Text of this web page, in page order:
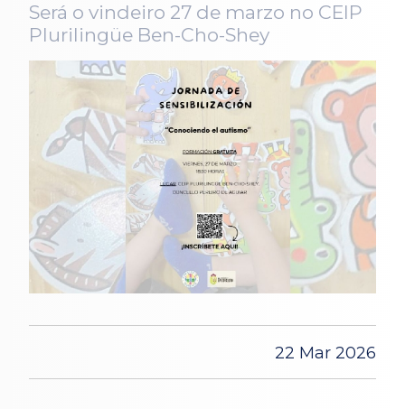
Será o vindeiro 27 de marzo no CEIP
Plurilingüe Ben-Cho-Shey
22 Mar 2026